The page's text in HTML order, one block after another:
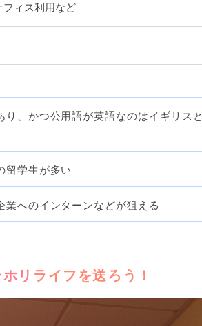
フィス利用など
、かつ公用語が英語なのはイギリスと
留学生が多い
へのインターンなどが狙える
リライフを送ろう！